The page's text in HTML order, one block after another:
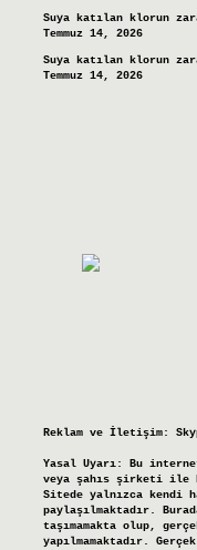
Suya katılan klorun
Temmuz 14, 2026
Suya katılan klorun
Temmuz 14, 2026
Reklam ve İletişim:
Yasal Uyarı:
Bu
veya şahıs şirketi ile
Sitede yalnızca kendi
paylaşılmaktadır.
taşımamakta olup,
yapılmamaktadır.